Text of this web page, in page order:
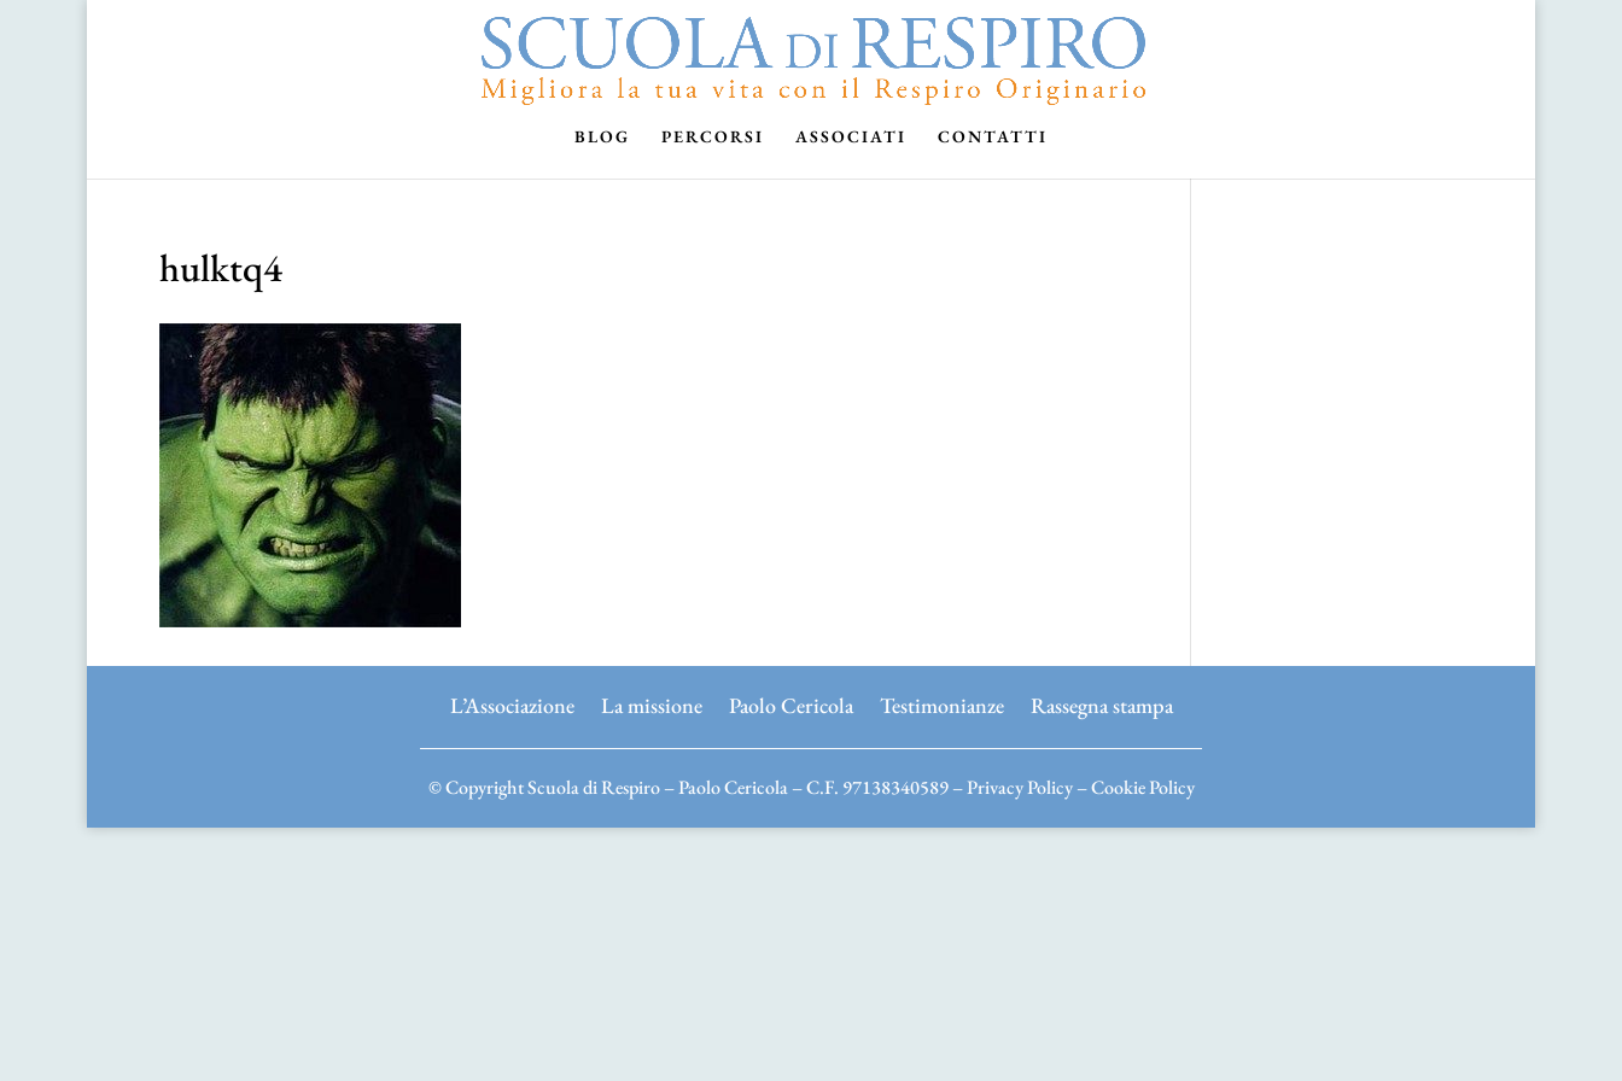
BLOG PERCORSI ASSOCIATI CONTATTI
hulktq4
L’Associazione La missione Paolo Cericola Testimonianze Rassegna stampa
© Copyright Scuola di Respiro – Paolo Cericola – C.F. 97138340589 –Privacy Policy–Cookie Policy